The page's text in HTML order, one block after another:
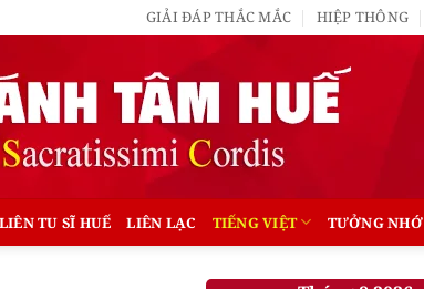
GIẢI ĐÁP THẮC MẮC HIỆP THÔNG
LIÊN TU SĨ HUẾ LIÊN LẠC TIẾNG VIỆT TƯỞNG NHỚ